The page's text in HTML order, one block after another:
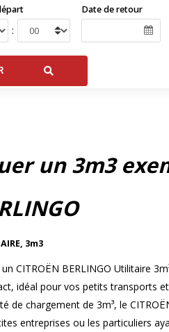
:
Date de retour
un 3m3
, 3m3
CITROËN BERLINGO Utilitaire
idéal pour vos petits transports
de chargement de 3m³, le
entreprises ou les particuliers